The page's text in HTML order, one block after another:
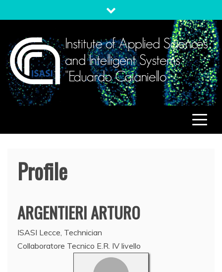
to
ISASIInstitute of Applied Sciences and Intelligent Systems
"Eduardo Caianiello"
Profile
ARGENTIERIARTURO
ISASI Lecce, Technician
Collaboratore Tecnico E.R. IV livello